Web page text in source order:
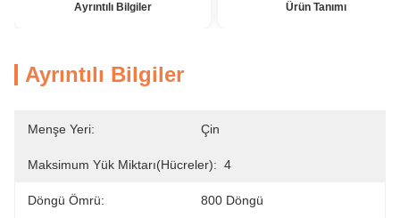
Ayrıntılı Bilgiler Ürün Tanımı
Ayrıntılı Bilgiler
Menşe Yeri: Çin
Maksimum Yük Miktarı(hücreler): 4
Döngü Ömrü: 800 Döngü